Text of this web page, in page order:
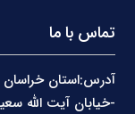
تماس با ما
آدرس:استان